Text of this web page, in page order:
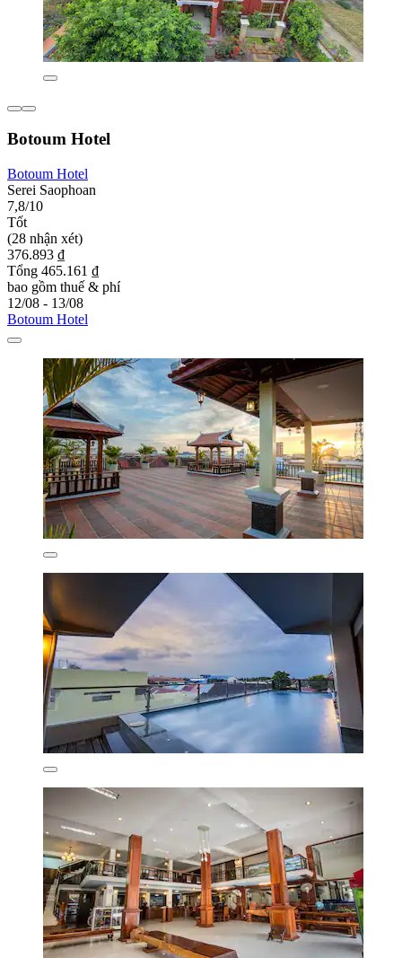
Botoum Hotel
Botoum Hotel
Serei Saophoan
7,8/10
Tốt
(28 nhận xét)
376.893 ₫
Tổng 465.161 ₫
bao gồm thuế & phí
12/08 - 13/08
Botoum Hotel